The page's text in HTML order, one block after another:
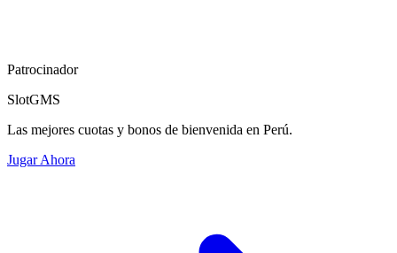
Patrocinador
SlotGMS
Las mejores cuotas y bonos de bienvenida en Perú.
Jugar Ahora